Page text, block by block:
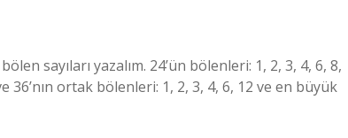
sayıları yazalım. 24’ün bölenleri: 1, 2, 3, 4, 6, 8,
36’nın ortak bölenleri: 1, 2, 3, 4, 6, 12 ve en büyük